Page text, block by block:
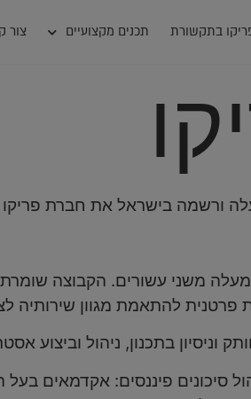
בתקשורת תכנים מקצועיים צור
ורשמה בישראל את חברת
משני עשורים. הקבוצה שומרת
פרטנית להתאמת מגוון שירותיה
וניסיון בתכנון, ניהול וביצוע
סיכונים פיננסים: